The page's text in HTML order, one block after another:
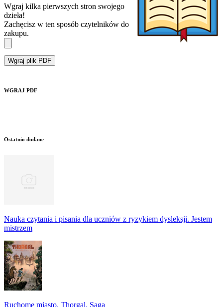
Wgraj kilka pierwszych stron swojego
dzieła!
Zachęcisz w ten sposób czytelników do
zakupu.
Wgraj plik PDF
WGRAJ PDF
Ostatnio dodane
Nauka czytania i pisania dla uczniów z ryzykiem dysleksji. Jestem
mistrzem
Ruchome miasto. Thorgal. Saga